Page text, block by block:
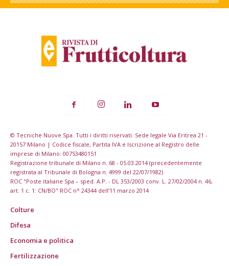
© Tecniche Nuove Spa. Tutti i diritti riservati. Sede legale Via Eritrea 21 -
20157 Milano | Codice fiscale, Partita IVA e Iscrizione al Registro delle
imprese di Milano: 00753480151
Registrazione tribunale di Milano n. 68 - 05.03.2014 (precedentemente
registrata al Tribunale di Bologna n. 4999 del 22/07/1982)
ROC "Poste italiane Spa – sped. A.P. - DL 353/2003 conv. L. 27/02/2004 n. 46,
art. 1 c. 1: CN/BO" ROC n° 24344 dell’11 marzo 2014
Colture
Difesa
Economia e politica
Fertilizzazione